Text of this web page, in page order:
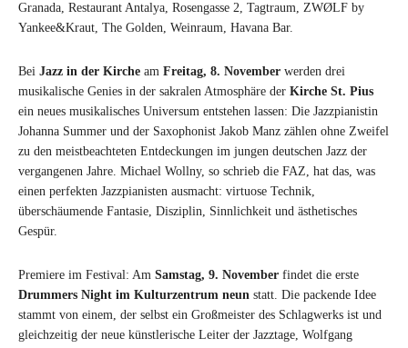
Granada, Restaurant Antalya, Rosengasse 2, Tagtraum, ZWØLF by
Yankee&Kraut, The Golden, Weinraum, Havana Bar.
Bei Jazz in der Kirche am Freitag, 8. November werden drei
musikalische Genies in der sakralen Atmosphäre der Kirche St. Pius
ein neues musikalisches Universum entstehen lassen: Die Jazzpianistin
Johanna Summer und der Saxophonist Jakob Manz zählen ohne Zweifel
zu den meistbeachteten Entdeckungen im jungen deutschen Jazz der
vergangenen Jahre. Michael Wollny, so schrieb die FAZ, hat das, was
einen perfekten Jazzpianisten ausmacht: virtuose Technik,
überschäumende Fantasie, Disziplin, Sinnlichkeit und ästhetisches
Gespür.
Premiere im Festival: Am Samstag, 9. November findet die erste
Drummers Night im Kulturzentrum neun statt. Die packende Idee
stammt von einem, der selbst ein Großmeister des Schlagwerks ist und
gleichzeitig der neue künstlerische Leiter der Jazztage, Wolfgang